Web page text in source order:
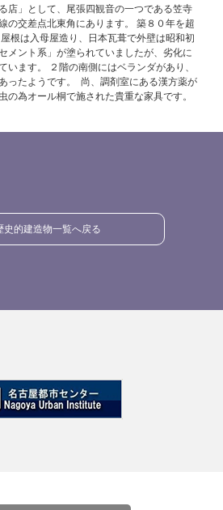
店」として、尾張四観音の一つである笠寺
の交差点北東角にあります。 築８０年を超
根は入母屋造り、日本瓦葺で外壁は昭和初
メント系」が塗られていましたが、劣化に
います。 ２階の南側にはベランダがあり、
ったようです。 尚、調剤室にある漢方薬が
の為オール桐で施された貴重な家具です。
的建造物一覧へ戻る